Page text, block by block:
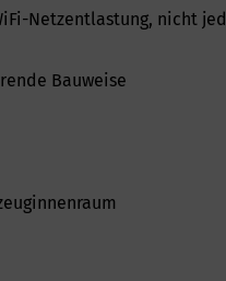
Netzentlastung, nicht
Bauweise